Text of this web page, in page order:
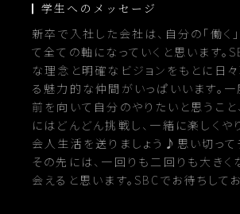
学生へのメッセージ
新卒で入社した会社は、自分の「働く
て全ての軸になっていくと思います。
な理念と明確なビジョンをもとに日
る魅力的な仲間がいっぱいいます。一
前を向いて自分のやりたいと思うこと
にはどんどん挑戦し、一緒に楽しくや
会人生活を送りましょう♪思い切って
その先には、一回りも二回りも大きく
会えると思います。SBCでお待ちしてお